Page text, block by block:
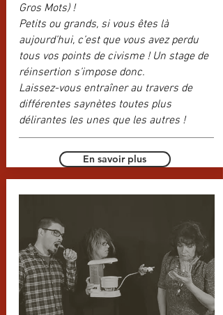
Gros Mots) !
Petits ou grands, si vous êtes là
aujourd’hui, c’est que vous avez perdu
tous vos points de civisme ! Un stage de
réinsertion s’impose donc.
Laissez-vous entraîner au travers de
différentes saynètes toutes plus
délirantes les unes que les autres !
En savoir plus